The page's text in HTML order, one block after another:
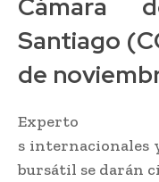
Cámara
Santiago
de
Experto
s internacionales
bursátil se darán